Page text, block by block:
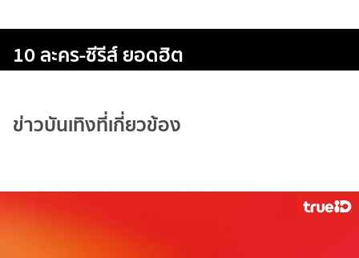
10 ละคร-ซีรีส์ ยอดฮิต
ข่าวบันเทิงที่เกี่ยวข้อง